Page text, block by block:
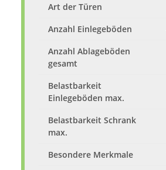
Art der Türen
Anzahl Einlegeböden
Anzahl Ablageböden
gesamt
Belastbarkeit
Einlegeböden max.
Belastbarkeit Schrank
max.
Besondere Merkmale